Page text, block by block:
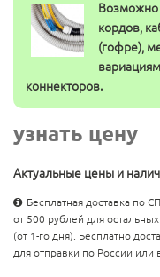
Возможно
кордов,
(гофре),
коннекторов.
узнать цену
Актуальные цены и
Бесплатная доставка по
от 500 рублей для
(от 1-го дня). Бесплатно
для отправки по России или